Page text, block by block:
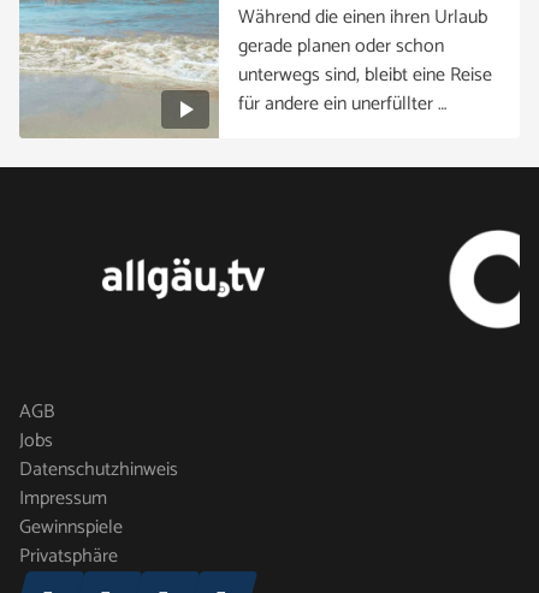
Während die einen ihren Urlaub
gerade planen oder schon
unterwegs sind, bleibt eine Reise
für andere ein unerfüllter …
AGB
Jobs
Datenschutzhinweis
Impressum
Gewinnspiele
Privatsphäre